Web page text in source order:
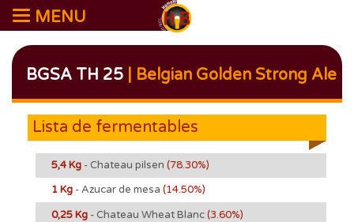
MENU
BGSA TH 25| Belgian Golden Strong Ale
Lista de fermentables
5,4 Kg - Chateau pilsen (78.30%)
1 Kg - Azucar de mesa (14.50%)
0,25 Kg - Chateau Wheat Blanc(3.60%)